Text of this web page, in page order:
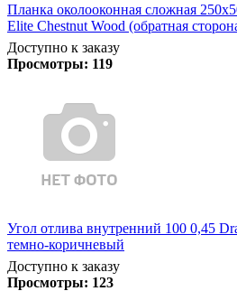
Планка околооконная сложная
Elite Chestnut Wood (обратная
Доступно к заказу
Просмотры: 119
Угол отлива внутренний 100 0,45
темно-коричневый
Доступно к заказу
Просмотры: 123